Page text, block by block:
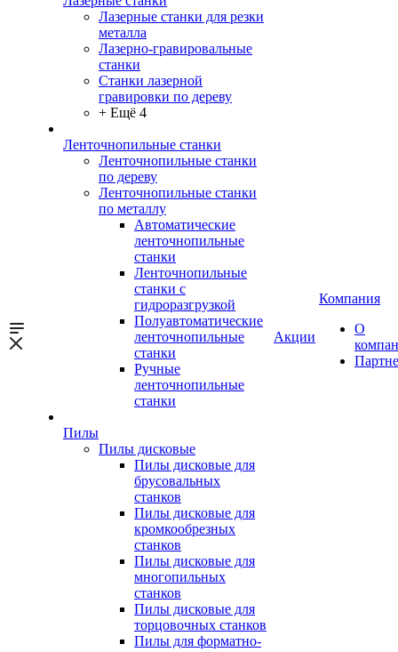
Лазерные станки для резки
металла
Лазерно-гравировальные
станки
Станки лазерной
гравировки по дереву
+ Ещё 4
Ленточнопильные станки
Ленточнопильные станки
по дереву
Ленточнопильные станки
по металлу
Автоматические
ленточнопильные
станки
Ленточнопильные
станки с
гидроразгрузкой
Полуавтоматические
ленточнопильные
станки
Ручные
ленточнопильные
станки
Пилы
Пилы дисковые
Пилы дисковые для
брусовальных
станков
Пилы дисковые для
кромкообрезных
станков
Пилы дисковые для
многопильных
станков
Пилы дисковые для
торцовочных станков
Пилы для форматно-
Акции
Компания
О